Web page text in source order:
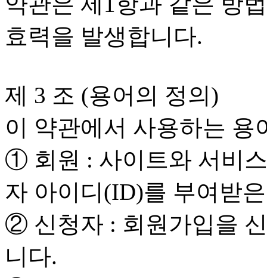
효력을 발생합니다.
제 3 조 (용어의 정의)
이 약관에서 사용하는 용
① 회원 : 사이트와 서비
자 아이디(ID)를 부여받
② 신청자 : 회원가입을
니다.